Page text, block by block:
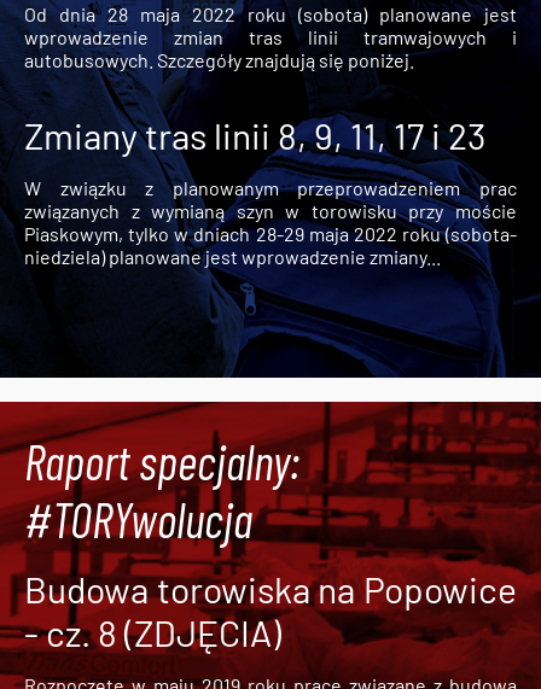
Od dnia 28 maja 2022 roku (sobota) planowane jest
wprowadzenie zmian tras linii tramwajowych i
autobusowych. Szczegóły znajdują się poniżej.
Zmiany tras linii 8, 9, 11, 17 i 23
W związku z planowanym przeprowadzeniem prac
związanych z wymianą szyn w torowisku przy moście
Piaskowym, tylko w dniach 28-29 maja 2022 roku (sobota-
niedziela) planowane jest wprowadzenie zmiany...
Raport specjalny:
#TORYwolucja
Budowa torowiska na Popowice
- cz. 8 (ZDJĘCIA)